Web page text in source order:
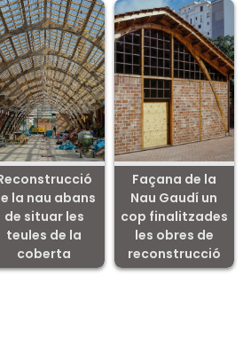
la nau abans
de situar les
teules de la
coberta
Façana de la
Nau Gaudí un
cop finalitzades
les obres de
reconstrucció